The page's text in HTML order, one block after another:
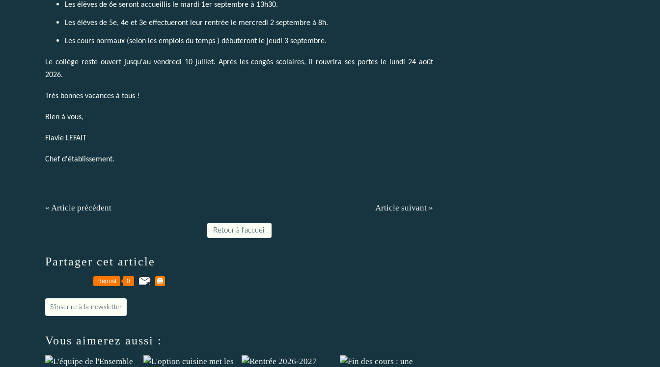
Les élèves de 6e seront accueillis le mardi 1er septembre à 13h30.
Les élèves de 5e, 4e et 3e effectueront leur rentrée le mercredi 2 septembre à 8h.
Les cours normaux (selon les emplois du temps ) débuteront le jeudi 3 septembre.
Le collège reste ouvert jusqu'au vendredi 10 juillet. Après les congés scolaires, il rouvrira ses portes le lundi 24 août
2026.
Très bonnes vacances à tous !
Bien à vous,
Flavie LEFAIT
Chef d'établissement.
« Article précédent Article suivant »
Retour à l'accueil
Partager cet article
Repost 0
S'inscrire à la newsletter
Vous aimerez aussi :